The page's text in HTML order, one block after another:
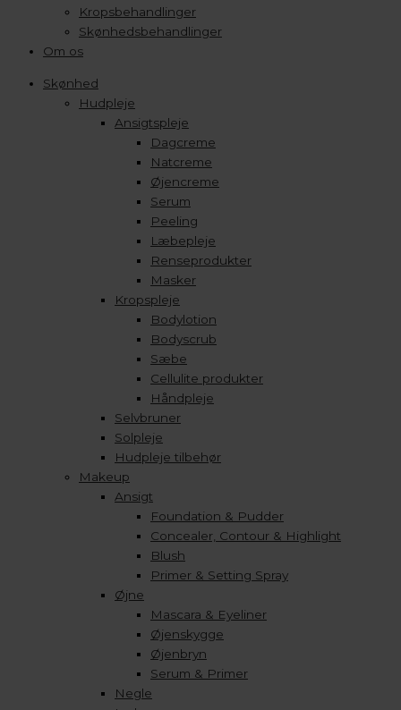
Kropsbehandlinger
Skønhedsbehandlinger
Om os
Skønhed
Hudpleje
Ansigtspleje
Dagcreme
Natcreme
Øjencreme
Serum
Peeling
Læbepleje
Renseprodukter
Masker
Kropspleje
Bodylotion
Bodyscrub
Sæbe
Cellulite produkter
Håndpleje
Selvbruner
Solpleje
Hudpleje tilbehør
Makeup
Ansigt
Foundation & Pudder
Concealer, Contour & Highlight
Blush
Primer & Setting Spray
Øjne
Mascara & Eyeliner
Øjenskygge
Øjenbryn
Serum & Primer
Negle